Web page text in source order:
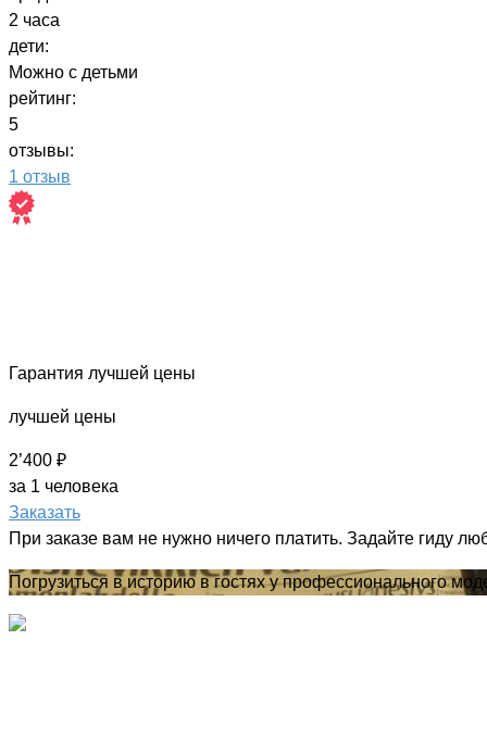
2 часа
дети:
Можно с детьми
рейтинг:
5
отзывы:
1 отзыв
Гарантия лучшей цены
лучшей цены
2’400 ₽
за 1 человека
Заказать
При заказе вам не нужно ничего платить. Задайте гиду
Погрузиться в историю в гостях у профессионального